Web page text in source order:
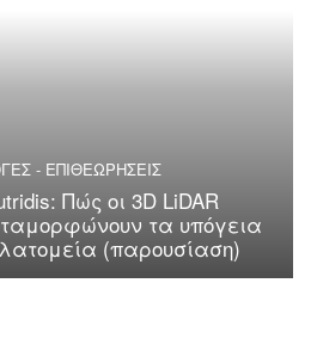
- ΕΠΙΘΕΩΡΗΣΕΙΣ
Πώς οι 3D LiDAR
τα υπόγεια
(παρουσίαση)